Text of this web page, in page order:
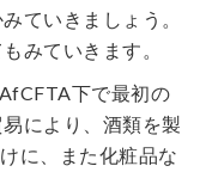
ていきましょう。
みていきます。
下で最初の
により、酒類を製
に、また化粧品な